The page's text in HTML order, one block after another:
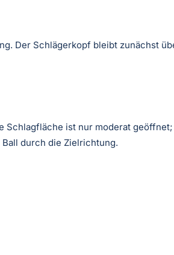
Der Schlägerkopf bleibt zunächst
ist nur moderat
durch die Zielrichtung.